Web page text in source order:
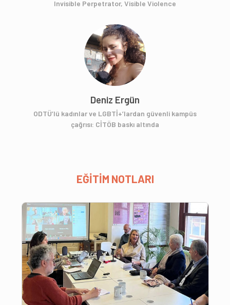
Invisible Perpetrator, Visible Violence
Deniz Ergün
ODTÜ’lü kadınlar ve LGBTİ+’lardan güvenli kampüs
çağrısı: CİTÖB baskı altında
EĞİTİM NOTLARI